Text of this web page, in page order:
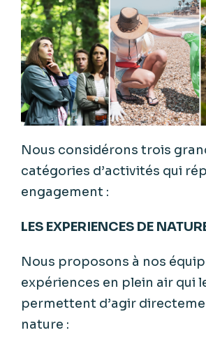
Nous considérons trois
catégories d’activités qui
engagement :
LES EXPERIENCES DE
Nous proposons à nos
expériences en plein air qui
permettent d’agir
nature :